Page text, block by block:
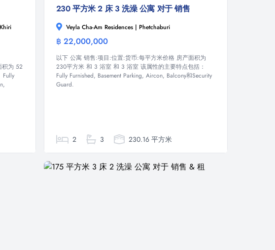
积为 52
Fully
230 平方米 2 床 3 洗澡 公寓 对于 销售
Veyla Cha-Am Residences | Phetchaburi
฿ 22,000,000
以下 公寓 销售:项目:位置:货币:每平方米价格 房产面积为
230平方米 和 3 浴室 和 3 浴室 该属性的主要特点包括：
Fully Furnished, Basement Parking, Aircon, Balcony和Security
Guard.
2 3 230.16 平方米